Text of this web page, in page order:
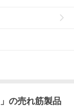
」の売れ筋製品